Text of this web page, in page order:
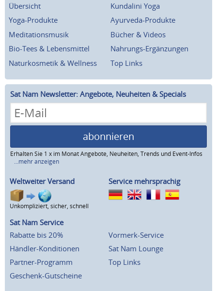
Übersicht
Kundalini Yoga
Yoga-Produkte
Ayurveda-Produkte
Meditationsmusik
Bücher & Videos
Bio-Tees & Lebensmittel
Nahrungs-Ergänzungen
Naturkosmetik & Wellness
Top Links
Sat Nam Newsletter: Angebote, Neuheiten & Specials
abonnieren
Erhalten Sie 1 x im Monat Angebote, Neuheiten, Trends und Event-Infos
...mehr anzeigen
Weltweiter Versand
Unkompliziert, sicher, schnell
Service mehrsprachig
Sat Nam Service
Rabatte bis 20%
Händler-Konditionen
Partner-Programm
Geschenk-Gutscheine
Vormerk-Service
Sat Nam Lounge
Top Links